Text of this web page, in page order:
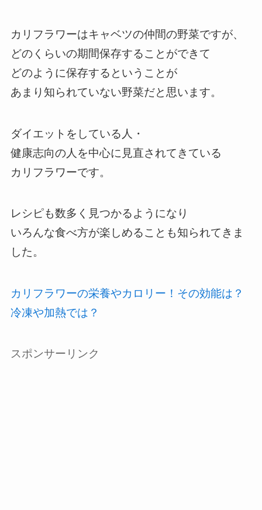
カリフラワーはキャベツの仲間の野菜ですが、
どのくらいの期間保存することができて
どのように保存するということが
あまり知られていない野菜だと思います。
ダイエットをしている人・
健康志向の人を中心に見直されてきている
カリフラワーです。
レシピも数多く見つかるようになり
いろんな食べ方が楽しめることも知られてきま
した。
カリフラワーの栄養やカロリー！その効能は？
冷凍や加熱では？
スポンサーリンク